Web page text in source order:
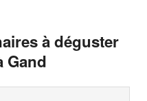
à déguster
Gand